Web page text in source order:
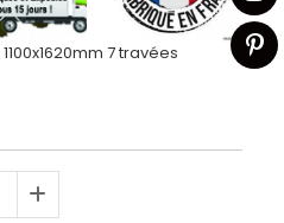
7 travées